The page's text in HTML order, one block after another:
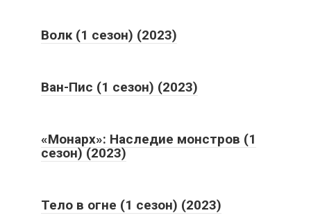
Волк (1 сезон) (2023)
Ван-Пис (1 сезон) (2023)
«Монарх»: Наследие монстров (1
сезон) (2023)
Тело в огне (1 сезон) (2023)